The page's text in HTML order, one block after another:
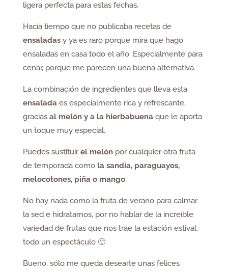
ligera perfecta para estas fechas.
Hacía tiempo que no publicaba recetas de
ensaladasy ya es raro porque mira que hago
ensaladas en casa todo el año. Especialmente para
cenar, porque me parecen una buena alternativa.
La combinación de ingredientes que lleva esta
ensalada es especialmente rica y refrescante,
gracias al melón y a la hierbabuena que le aporta
un toque muy especial.
Puedes sustituirel melónpor cualquier otra fruta
de temporada comola sandía, paraguayos,
melocotones, piña o mango.
No hay nada como la fruta de verano para calmar
la sed e hidratarnos, por no hablar de la increíble
variedad de frutas que nos trae la estación estival,
todo un espectáculo 🙂
Bueno, sólo me queda desearte unas felices